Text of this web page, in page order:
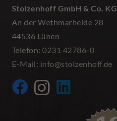
Stolzenhoff GmbH & Co. KG
An der Wethmarheide 28
44536 Lünen
Telefon:0231 42786-0
E-Mail: info@stolzenhoff.de